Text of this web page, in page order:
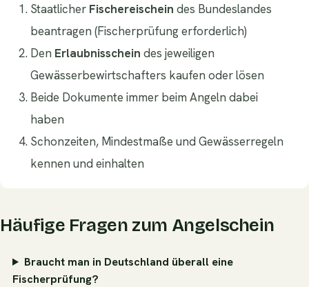
Staatlicher Fischereischein des Bundeslandes
beantragen (Fischerprüfung erforderlich)
Den Erlaubnisschein des jeweiligen
Gewässerbewirtschafters kaufen oder lösen
Beide Dokumente immer beim Angeln dabei
haben
Schonzeiten, Mindestmaße und Gewässerregeln
kennen und einhalten
Häufige Fragen zum Angelschein
Braucht man in Deutschland überall eine
Fischerprüfung?